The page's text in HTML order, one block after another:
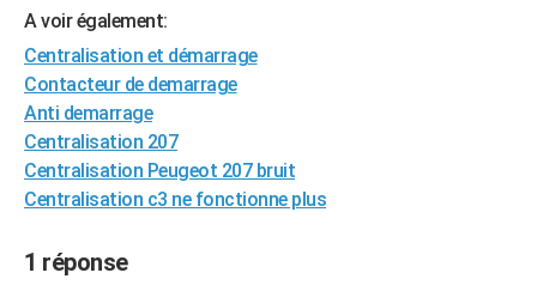
GUIDES D'ACHAT
BONS PLANS
CARTE DE VOEUX
Carte de Noël
Carte Bonne année
Carte Saint-Valentin
Carte Pâques
Carte d'anniversaire
DICTIONNAIRE
Dictionnaire
Biographies
Citations
Expressions
Proverbes
PROGRAMME TV
COPAINS D'AVANT
A voir également:
Centralisation et démarrage
Contacteur de demarrage
Anti demarrage
Centralisation 207
Centralisation Peugeot 207 bruit
Centralisation c3 ne fonctionne plus
1 réponse